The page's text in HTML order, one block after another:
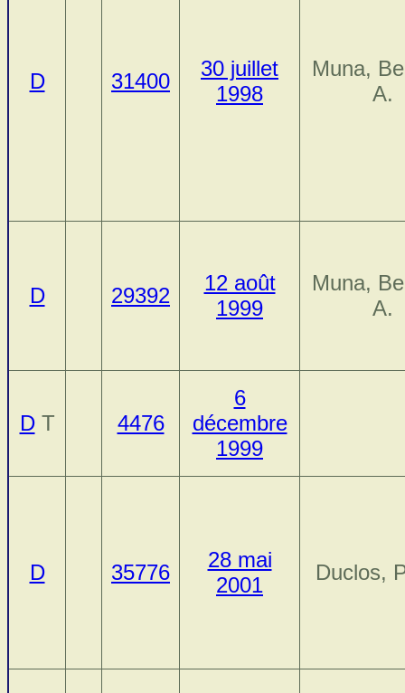
D 31400
30 juillet
1998
Muna,
A.
D 29392
12 août
1999
Muna,
A.
DT 4476
6
décembre
1999
D 35776
28 mai
2001
Duclos,